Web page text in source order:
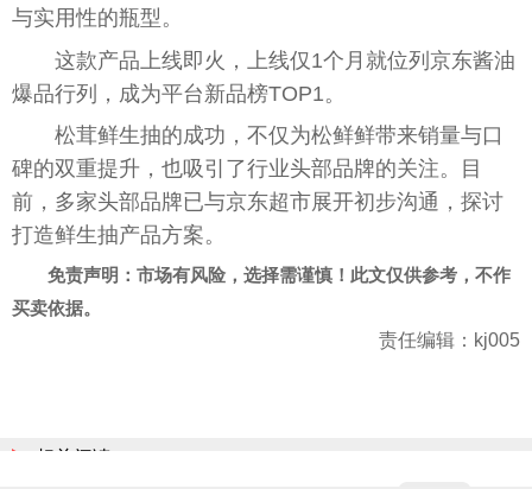
与实用性的瓶型。
这款产品上线即火，上线仅1个月就位列京东酱油
爆品行列，成为平台新品榜TOP1。
松茸鲜生抽的成功，不仅为松鲜鲜带来销量与口
碑的双重提升，也吸引了行业头部品牌的关注。目
前，多家头部品牌已与京东超市展开初步沟通，探讨
打造鲜生抽产品方案。
免责声明：市场有风险，选择需谨慎！此文仅供参考，不作
买卖依据。
责任编辑：kj005
相关阅读